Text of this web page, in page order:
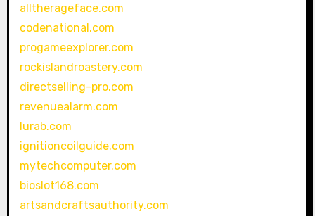
alltherageface.com
codenational.com
progameexplorer.com
rockislandroastery.com
directselling-pro.com
revenuealarm.com
lurab.com
ignitioncoilguide.com
mytechcomputer.com
bioslot168.com
artsandcraftsauthority.com